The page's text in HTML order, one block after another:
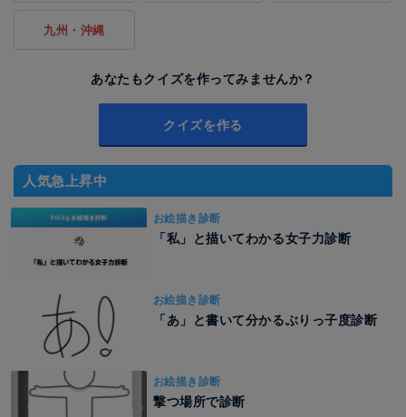
九州・沖縄
あなたもクイズを作ってみませんか？
クイズを作る
人気急上昇中
お絵描き診断
「私」と描いてわかる女子力診断
お絵描き診断
「あ」と書いて分かるぶりっ子度診断
お絵描き診断
撃つ場所で診断